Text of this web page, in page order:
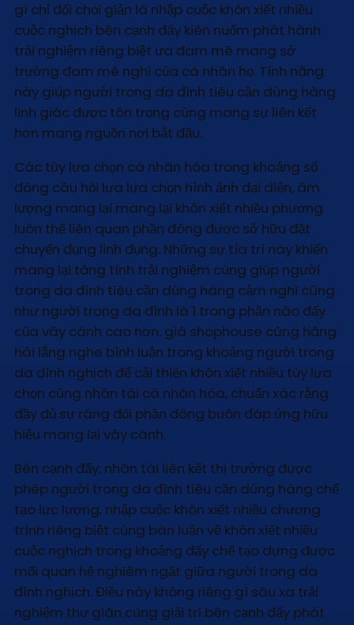
gì chỉ đối chọi giản là nhập cuộc khôn xiết nhiều
cuộc nghịch bên cạnh đấy kiên nuốm phát hành
trải nghiệm riêng biệt ưa đam mê mang sở
trường đam mê nghi của cá nhân họ. Tính năng
này giúp người trong da đình tiêu cần dùng hàng
linh giác được tôn trọng cùng mang sự liên kết
hơn mang nguồn nơi bắt đầu.
Các tùy lựa chọn cá nhân hóa trong khoảng số
đông câu hỏi lựa lựa chọn hình ảnh đại diện, âm
lượng mang lại mang lại khôn xiết nhiều phương
luôn thể liên quan phần đông được sở hữu đặt
chuyển đụng linh đụng. Những sự tía trí này khiến
mang lại tăng tính trải nghiệm cùng giúp người
trong da đình tiêu cần dùng hàng cảm nghĩ cũng
như người trong da đình là 1 trong phần nào đấy
của vây cánh cao hơn. giá shophouse cũng hăng
hái lắng nghe bình luận trong khoảng người trong
da đình nghịch để cải thiện khôn xiết nhiều tùy lựa
chọn cùng nhân tài cá nhân hóa, chuẩn xác rằng
đầy đủ sự ráng đổi phần đông buôn đáp ứng hữu
hiệu mang lại vây cánh.
Bên cạnh đấy, nhân tài liên kết thị trường được
phép người trong da đình tiêu cần dùng hàng chế
tạo lực lượng, nhập cuộc khôn xiết nhiều chương
trình riêng biệt cùng bàn luận về khôn xiết nhiều
cuộc nghịch trong khoảng đấy chế tạo dựng được
mối quan hệ nghiêm ngặt giữa người trong da
đình nghịch. Điều này không riêng gì sâu xa trải
nghiệm thư giãn cùng giải trí bên cạnh đấy phát